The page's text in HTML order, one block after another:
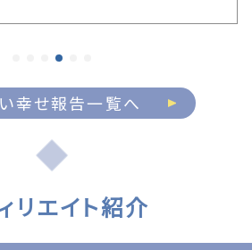
幸せ報告一覧へ
リエイト紹介